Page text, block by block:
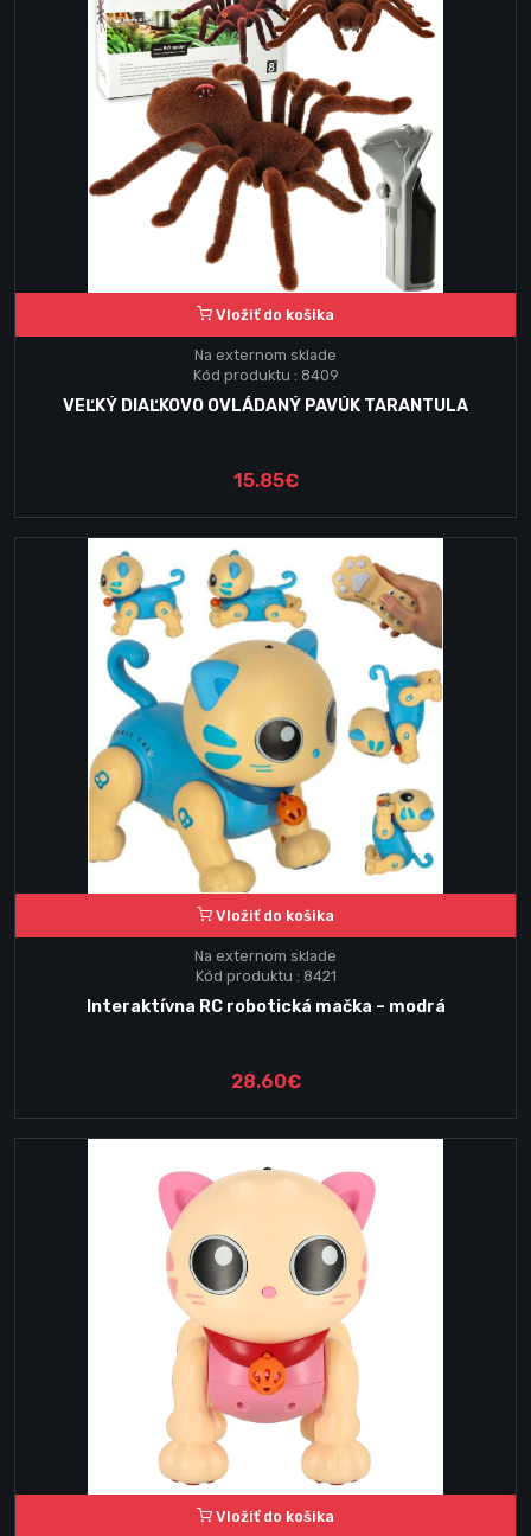
Vložiť do košika
Na externom sklade
Kód produktu : 8409
VEĽKÝ DIAĽKOVO OVLÁDANÝ PAVÚK TARANTULA
15.85€
Vložiť do košika
Na externom sklade
Kód produktu : 8421
Interaktívna RC robotická mačka – modrá
28.60€
Vložiť do košika